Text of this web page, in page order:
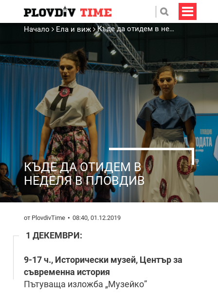
Начало Ела и виж Къде да отидем в неделя в Пловдив
КЪДЕ ДА ОТИДЕМ В
НЕДЕЛЯ В ПЛОВДИВ
от PlovdivTime 08:40, 01.12.2019
1 ДЕКЕМВРИ:
9-17 ч., Исторически музей, Център за
съвременна история
Пътуваща изложба „Музейко”